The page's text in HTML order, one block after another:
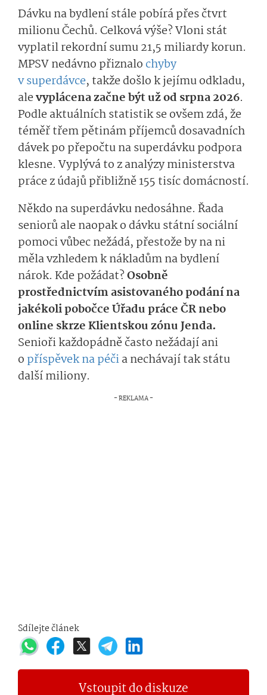
Dávku na bydlení stále pobírá přes čtvrt
milionu Čechů. Celková výše? Vloni stát
vyplatil rekordní sumu 21,5 miliardy korun.
MPSV nedávno přiznalo chyby
v superdávce, takže došlo k jejímu odkladu,
alevyplácena začne být už od srpna 2026.
Podle aktuálních statistik se ovšem zdá, že
téměř třem pětinám příjemců dosavadních
dávek po přepočtu na superdávku podpora
klesne. Vyplývá to z analýzy ministerstva
práce z údajů přibližně 155 tisíc domácností.
Někdo na superdávku nedosáhne. Řada
seniorů ale naopak o dávku státní sociální
pomoci vůbec nežádá, přestože by na ni
měla vzhledem k nákladům na bydlení
nárok. Kde požádat?Osobně
prostřednictvím asistovaného podání na
jakékoli pobočce Úřadu práce ČR nebo
online skrze Klientskou zónu Jenda.
Senioři každopádně často nežádají ani
o příspěvek na péčia nechávají tak státu
další miliony.
Sdílejte článek
Vstoupit do diskuze